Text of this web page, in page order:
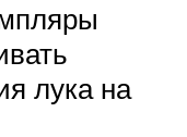
лука на